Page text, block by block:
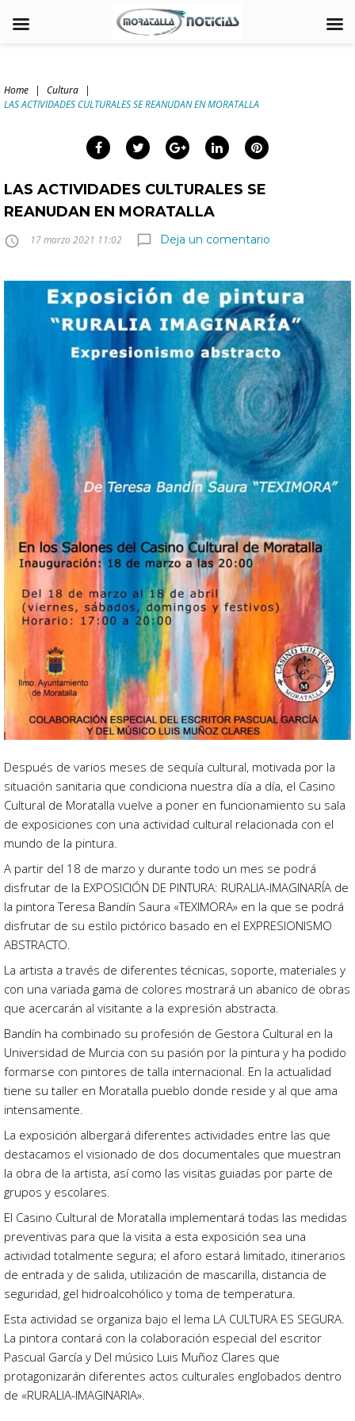
to
content
Home | Cultura
|
LAS ACTIVIDADES CULTURALES SE REANUDAN EN MORATALLA
FacebookTwitterGoogle+LinkedInPinterest
LAS ACTIVIDADES CULTURALES SE
REANUDAN EN MORATALLA
access_time 17 marzo 2021 11:02 chat_bubble_outline Deja un comentario
Después de varios meses de sequía cultural, motivada por la
situación sanitaria que condiciona nuestra día a día, el Casino
Cultural de Moratalla vuelve a poner en funcionamiento su sala
de exposiciones con una actividad cultural relacionada con el
mundo de la pintura.
A partir del 18 de marzo y durante todo un mes se podrá
disfrutar de la EXPOSICIÓN DE PINTURA: RURALIA-IMAGINARÍA de
la pintora Teresa Bandín Saura «TEXIMORA» en la que se podrá
disfrutar de su estilo pictórico basado en el EXPRESIONISMO
ABSTRACTO.
La artista a través de diferentes técnicas, soporte, materiales y
con una variada gama de colores mostrará un abanico de obras
que acercarán al visitante a la expresión abstracta.
Bandín ha combinado su profesión de Gestora Cultural en la
Universidad de Murcia con su pasión por la pintura y ha podido
formarse con pintores de talla internacional. En la actualidad
tiene su taller en Moratalla pueblo donde reside y al que ama
intensamente.
La exposición albergará diferentes actividades entre las que
destacamos el visionado de dos documentales que muestran
la obra de la artista, así como las visitas guiadas por parte de
grupos y escolares.
El Casino Cultural de Moratalla implementará todas las medidas
preventivas para que la visita a esta exposición sea una
actividad totalmente segura; el aforo estará limitado, itinerarios
de entrada y de salida, utilización de mascarilla, distancia de
seguridad, gel hidroalcohólico y toma de temperatura.
Esta actividad se organiza bajo el lema LA CULTURA ES SEGURA.
La pintora contará con la colaboración especial del escritor
Pascual García y Del músico Luis Muñoz Clares que
protagonizarán diferentes actos culturales englobados dentro
de «RURALIA-IMAGINARIA».